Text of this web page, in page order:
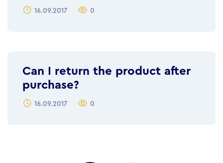
16.09.2017 0
Can I return the product after
purchase?
16.09.2017 0